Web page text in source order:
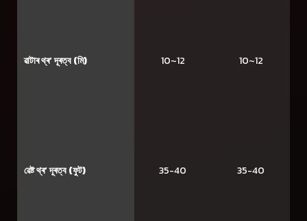
ৱাটাৰ থ্ৰ’ দূৰত্ব (মি)
ৱেষ্ট থ্ৰ’ দূৰত্ব (ফুট)
10~12
35-40
10~12
35-40